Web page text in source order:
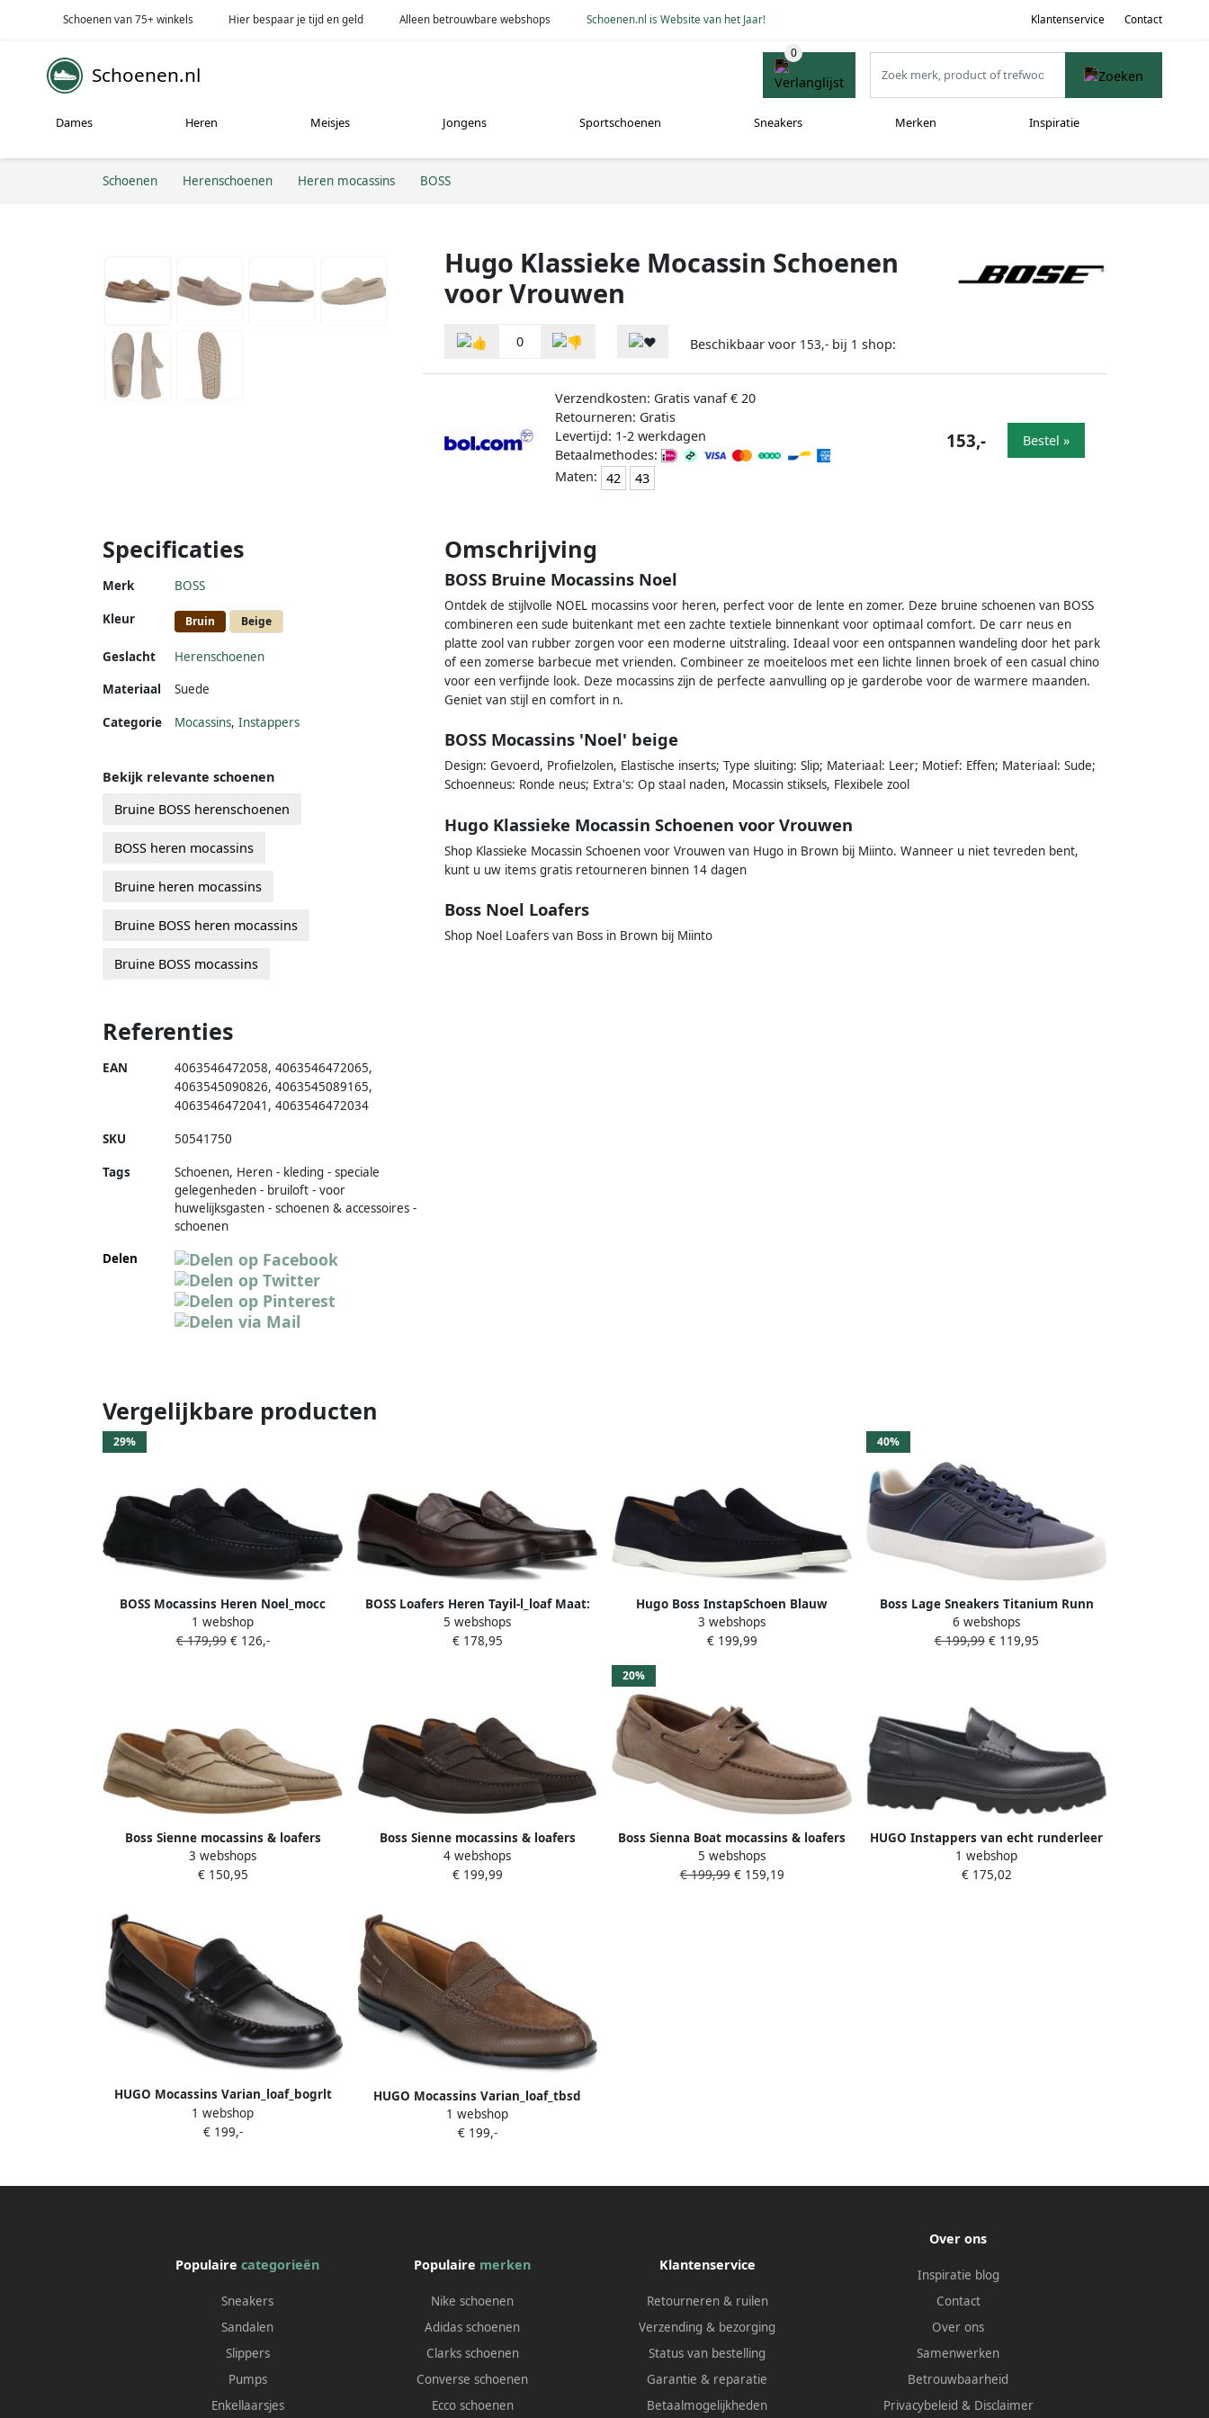
Schoenen van 75+ winkels Hier bespaar je tijd en geld Alleen betrouwbare webshops Schoenen.nl is Website van het Jaar! Klantenservice Contact
Schoenen.nl
Dames Heren Meisjes Jongens Sportschoenen Sneakers Merken Inspiratie
Schoenen Herenschoenen Heren mocassins BOSS
Hugo Klassieke Mocassin Schoenen
voor Vrouwen
0 Beschikbaar voor 153,- bij 1 shop:
Verzendkosten: Gratis vanaf € 20
Retourneren: Gratis
Levertijd: 1-2 werkdagen
Betaalmethodes:
Maten: 42 43
153,- Bestel »
Specificaties
Merk BOSS
Kleur Bruin Beige
Geslacht
Herenschoenen
Materiaal
Suede
Categorie Mocassins, Instappers
Omschrijving
BOSS Bruine Mocassins Noel
Ontdek de stijlvolle NOEL mocassins voor heren, perfect voor de lente en zomer. Deze bruine schoenen van BOSS
combineren een sude buitenkant met een zachte textiele binnenkant voor optimaal comfort. De carr neus en
platte zool van rubber zorgen voor een moderne uitstraling. Ideaal voor een ontspannen wandeling door het park
of een zomerse barbecue met vrienden. Combineer ze moeiteloos met een lichte linnen broek of een casual chino
voor een verfijnde look. Deze mocassins zijn de perfecte aanvulling op je garderobe voor de warmere maanden.
Geniet van stijl en comfort in n.
BOSS Mocassins 'Noel' beige
Design: Gevoerd, Profielzolen, Elastische inserts; Type sluiting: Slip; Materiaal: Leer; Motief: Effen; Materiaal: Sude;
Schoenneus: Ronde neus; Extra's: Op staal naden, Mocassin stiksels, Flexibele zool
Hugo Klassieke Mocassin Schoenen voor Vrouwen
Shop Klassieke Mocassin Schoenen voor Vrouwen van Hugo in Brown bij Miinto. Wanneer u niet tevreden bent,
kunt u uw items gratis retourneren binnen 14 dagen
Boss Noel Loafers
Shop Noel Loafers van Boss in Brown bij Miinto
Bekijk relevante schoenen
Bruine BOSS herenschoenen
BOSS heren mocassins
Bruine heren mocassins
Bruine BOSS heren mocassins
Bruine BOSS mocassins
Referenties
EAN 4063546472058, 4063546472065,
4063545090826, 4063545089165,
4063546472041 , 4063546472034
SKU 50541750
Tags
Schoenen, Heren - kleding - speciale
gelegenheden - bruiloft - voor
huwelijksgasten - schoenen & accessoires -
schoenen
Delen
Vergelijkbare producten
29%
BOSS Mocassins Heren Noel_mocc
Maat: 45 Materiaal: Suède Kleur: Blauw
1 webshop
€ 179,99€ 126,-
BOSS Loafers Heren Tayil-l_loaf Maat:
44 Materiaal: Leer Kleur: Bruin
5 webshops
€ 178,95
Hugo Boss InstapSchoen Blauw
Mannen Lente Zomer Collectie Suède
3 webshops
€ 199,99
40%
Boss Lage Sneakers Titanium Runn
Trainers Dark Blue
6 webshops
€ 199,99€ 119,95
Boss Sienne mocassins & loafers
3 webshops
€ 150,95
Boss Sienne mocassins & loafers
4 webshops
€ 199,99
20%
Boss Sienna Boat mocassins & loafers
5 webshops
€ 199,99€ 159,19
HUGO Instappers van echt runderleer
model 'DRAVEN''
1 webshop
€ 175,02
HUGO Mocassins Varian_loaf_bogrlt
(324492)
1 webshop
€ 199,-
HUGO Mocassins Varian_loaf_tbsd
(322355)
1 webshop
€ 199,-
Populairecategorieën
Sneakers
Sandalen
Slippers
Pumps
Enkellaarsjes
Populaire merken
Nike schoenen
Adidas schoenen
Clarks schoenen
Converse schoenen
Ecco schoenen
Klantenservice
Retourneren & ruilen
Verzending & bezorging
Status van bestelling
Garantie & reparatie
Betaalmogelijkheden
Over ons
Inspiratie blog
Contact
Over ons
Samenwerken
Betrouwbaarheid
Privacybeleid & Disclaimer